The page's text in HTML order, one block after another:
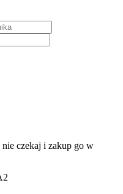
czekaj i zakup go w